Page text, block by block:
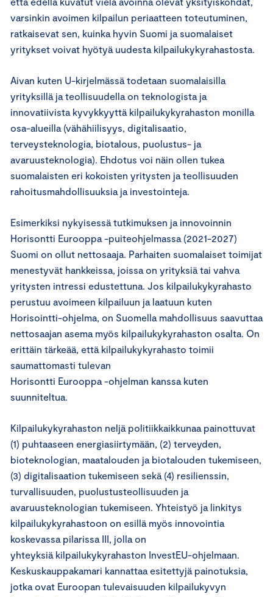
varsinkin avoimen kilpailun periaatteen toteutuminen,
ratkaisevat sen, kuinka hyvin Suomi ja suomalaiset
yritykset voivat hyötyä uudesta kilpailukykyrahastosta.
Aivan kuten U-kirjelmässä todetaan suomalaisilla
yrityksillä ja teollisuudella on teknologista ja
innovatiivista kyvykkyyttä kilpailukykyrahaston monilla
osa-alueilla (vähähiilisyys, digitalisaatio,
terveysteknologia, biotalous, puolustus- ja
avaruusteknologia). Ehdotus voi näin ollen tukea
suomalaisten eri kokoisten yritysten ja teollisuuden
rahoitusmahdollisuuksia ja investointeja.
Esimerkiksi nykyisessä tutkimuksen ja innovoinnin
Horisontti Eurooppa -puiteohjelmassa (2021-2027)
Suomi on ollut nettosaaja. Parhaiten suomalaiset toimijat
menestyvät hankkeissa, joissa on yrityksiä tai vahva
yritysten intressi edustettuna. Jos kilpailukykyrahasto
perustuu avoimeen kilpailuun ja laatuun kuten
Horisointti-ohjelma, on Suomella mahdollisuus saavuttaa
nettosaajan asema myös kilpailukykyrahaston osalta. On
erittäin tärkeää, että kilpailukykyrahasto toimii
saumattomasti tulevan
Horisontti Eurooppa -ohjelman kanssa kuten
suunniteltua.
Kilpailukykyrahaston neljä politiikkaikkunaa painottuvat
(1) puhtaaseen energiasiirtymään, (2) terveyden,
bioteknologian, maatalouden ja biotalouden tukemiseen,
(3) digitalisaation tukemiseen sekä (4) resilienssin,
turvallisuuden, puolustusteollisuuden ja
avaruusteknologian tukemiseen. Yhteistyö ja linkitys
kilpailukykyrahastoon on esillä myös innovointia
koskevassa pilarissa III, jolla on
yhteyksiä kilpailukykyrahaston InvestEU-ohjelmaan.
Keskuskauppakamari kannattaa esitettyjä painotuksia,
jotka ovat Euroopan tulevaisuuden kilpailukyvyn